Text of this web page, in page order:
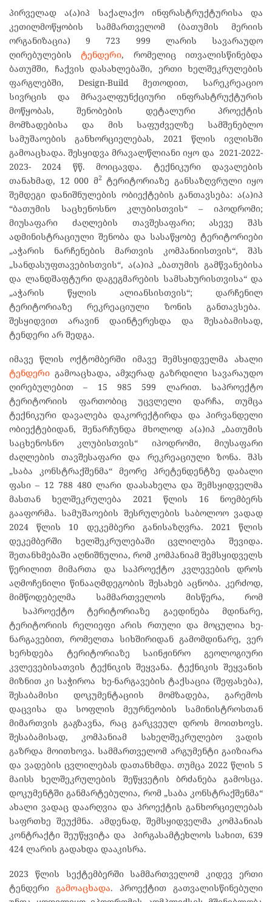
პირველად ა(ა)იპ საქალაქო ინფრასტრუქტურისა და
კეთილმოწყობის სამმართველომ (ბათუმის მერიის
ორგანიზაცია) 9 723 999 ლარის სავარაუდო
ღირებულებისტენდერი, რომელიც ითვალისწინებდა
ბათუმში, ჩაქვის დასახლებაში, ერთი ხელშეკრულების
ფარგლებში, Design-Build მეთოდით, სარეკრეაციო
სივრცის და მრავალფუნქციური ინფრასტრუქტურის
მოწყობას, შენობების დეტალური პროექტის
მომზადებისა და მის საფუძველზე სამშენებლო
სამუშაოების განხორციელებას, 2021 წლის ივლისში
გამოაცხადა. შესყიდვა მრავალწლიანი იყო და 2021-2022-
2023- 2024 წწ. მოიცავდა. ტექნიკური დავალების
თანახმად, 12 000 მ2ტერიტორიაზე განსაზღვრული იყო
შემდეგი დანიშნულების ობიექტების განთავსება: ა(ა)იპ
“ბათუმის საცხენოსნო კლუბისთვის“ – იპოდრომი;
მიუსაფარი ძაღლების თავშესაფარი; ასევე შპს
ადმინისტრაციული შენობა და სასაწყობე ტერიტორიები
„აჭარის ნარჩენების მართვის კომპანიისთვის“, შპს
„სანდასუფთავებისთვის“, ა(ა)იპ „ბათუმის გამწვანებისა
და ლანდშაფტური დაგეგმარების სამსახურისთვისა“ და
„აჭარის წყლის ალიანსისთვის“; დარჩენილ
ტერიტორიაზე რეკრეაციული ზონის განთავსება.
შესყიდვით არავინ დაინტერესდა და შესაბამისად,
ტენდერი არ შედგა.
იმავე წლის ოქტომბერში იმავე შემსყიდველმა ახალი
ტენდერი გამოაცხადა, ამჯერად გაზრდილი სავარაუდო
ღირებულებით – 15 985 599 ლარით. საპროექტო
ტერიტორიის ფართობიც უცვლელი დარჩა, თუმცა
ტექნიკური დავალება დაკორექტირდა და პირვანდელი
ობიექტებიდან, შენარჩუნდა მხოლოდ ა(ა)იპ „ბათუმის
საცხენოსნო კლუბისთვის“ იპოდრომი, მიუსაფარი
ძაღლების თავშესაფარი და რეკრეაციული ზონა. შპს
„საბა კონსტრაქშენმა“ მეორე პრეტენდენტზე დაბალი
ფასი – 12 788 480 ლარი დაასახელა და შემსყიდველმა
მასთან ხელშეკრულება 2021 წლის 16 ნოემბერს
გააფორმა. სამუშაოების შესრულების საბოლოო ვადად
2024 წლის 10 დეკემბერი განისაზღვრა. 2021 წლის
დეკემბერში ხელშეკრულებაში ცვლილება შევიდა.
შეთანხმებაში აღნიშნულია, რომ კომპანიამ შემსყიდველს
წერილით მიმართა და საპროექტო კვლევების დროს
აღმოჩენილი წინააღმდეგობის შესახებ აცნობა. კერძოდ,
მიმწოდებელმა სამმართველოს მისწერა, რომ
საპროექტო ტერიტორიაზე გაედინება მდინარე,
ტერიტორიის რელიეფი არის რთული და მოცულია ხე-
ნარგავებით, რომელთა სიხშირიდან გამომდინარე, ვერ
ხერხდება ტერიტორიაზე საინჟინრო გეოლოგიური
კვლევებისათვის ტექნიკის შეყვანა. ტექნიკის შეყვანის
მიზნით კი საჭიროა ხე-ნარგავების ტაქსაცია (შეფასება),
შესაბამისი დოკუმენტაციის მომზადება, გარემოს
დაცვისა და სოფლის მეურნეობის სამინისტროსთან
მიმართვის გაგზავნა, რაც გარკვეულ დროს მოითხოვს.
შესაბამისად, კომპანიამ სახელშეკრულებო ვადის
გაზრდა მოითხოვა. სამმართველომ არგუმენტი გაიზიარა
და ვადების ცვლილებას დათანხმდა. თუმცა 2022 წლის 5
მაისს ხელშეკრულების შეწყვეტის ბრძანება გამოსცა.
დოკუმენტში განმარტებულია, რომ „საბა კონსტრაქშენმა“
ახალი ვადაც დაარღვია და პროექტის განხორციელებას
საფრთხე შეუქმნა. ამდენად, შემსყიდველმა კომპანიას
კონტრაქტი შეუწყვიტა და პირგასამტეხლოს სახით, 639
424 ლარის გადახდა დააკისრა.
2023 წლის სექტემბერში სამმართველომ კიდევ ერთი
ტენდერი გამოაცხადა. პროექტით გათვალისწინებული